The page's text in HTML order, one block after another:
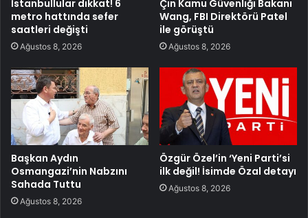
İstanbullular dikkat! 6
metro hattında sefer
saatleri değişti
Ağustos 8, 2026
Çin Kamu Güvenliği Bakanı
Wang, FBI Direktörü Patel
ile görüştü
Ağustos 8, 2026
Başkan Aydın
Osmangazi’nin Nabzını
Sahada Tuttu
Ağustos 8, 2026
Özgür Özel’in ‘Yeni Parti’si
ilk değil! İsimde Özal detayı
Ağustos 8, 2026